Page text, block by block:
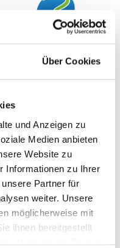
Über Cookies
und Anzeigen zu
Medien anbieten
Website zu
Informationen zu Ihrer
Partner für
weiter. Unsere
möglicherweise mit
ihnen bereitgestellt
Nutzung der Dienste
der ganzen Welt
Ihre Sicherheit und die
gewährleisten, dass